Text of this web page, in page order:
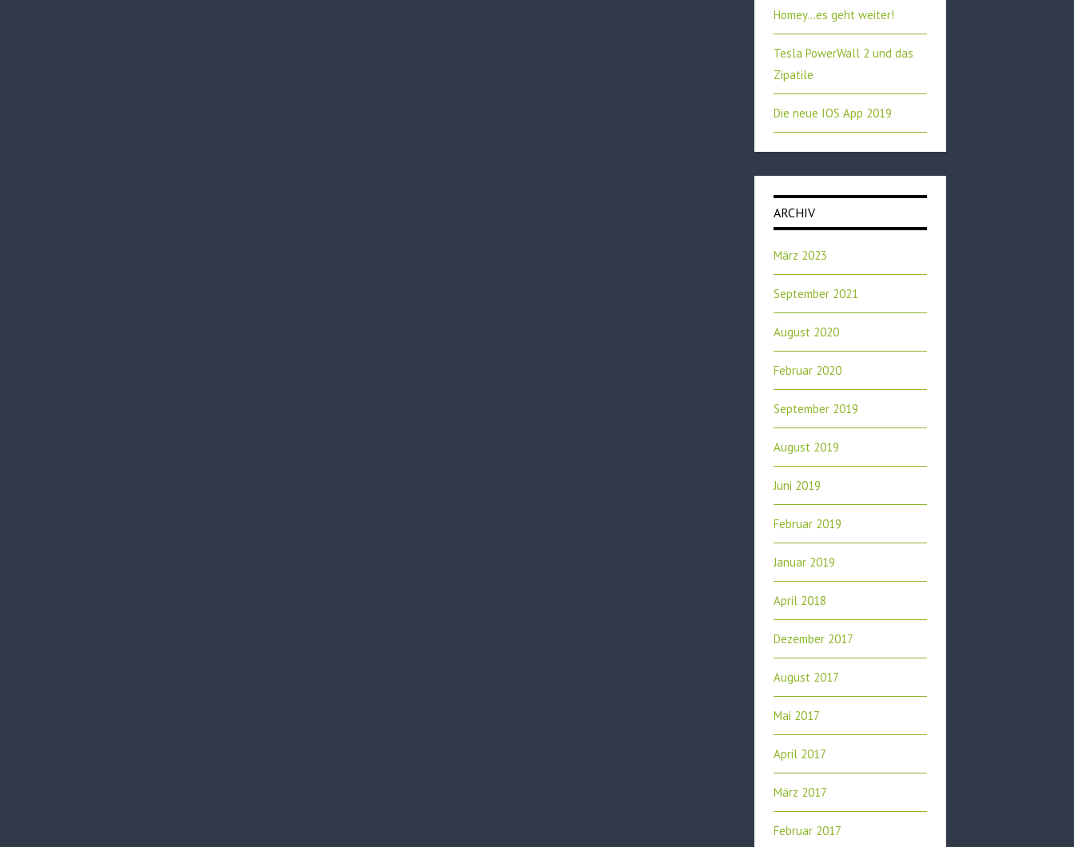
Homey…es geht weiter!
Tesla PowerWall 2 und das
Zipatile
Die neue IOS App 2019
ARCHIV
März 2023
September 2021
August 2020
Februar 2020
September 2019
August 2019
Juni 2019
Februar 2019
Januar 2019
April 2018
Dezember 2017
August 2017
Mai 2017
April 2017
März 2017
Februar 2017